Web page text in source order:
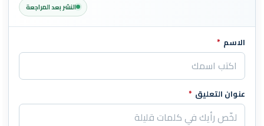
النشر بعد المراجعة
اترك هذا الحقل فارغاً
الاسم *
عنوان التعليق *